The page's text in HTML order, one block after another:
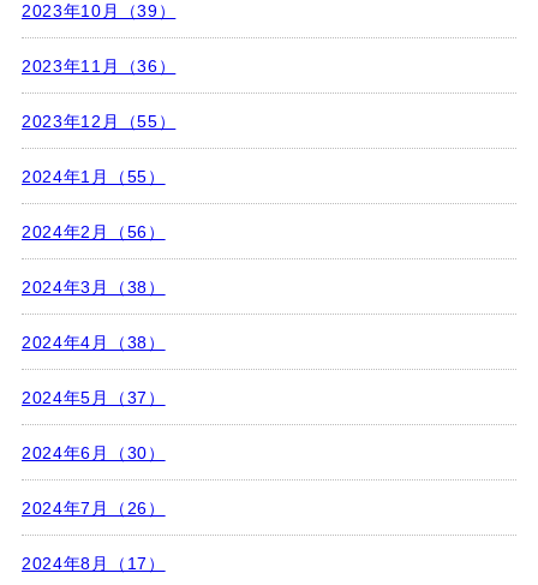
2023年10月（39）
2023年11月（36）
2023年12月（55）
2024年1月（55）
2024年2月（56）
2024年3月（38）
2024年4月（38）
2024年5月（37）
2024年6月（30）
2024年7月（26）
2024年8月（17）